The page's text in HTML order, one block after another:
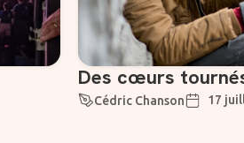
Des cœurs
Cédric Chanson 17